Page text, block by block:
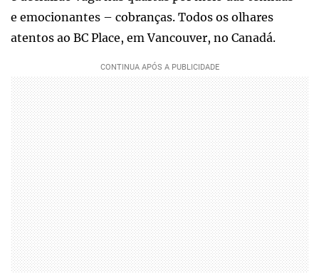
e emocionantes – cobranças. Todos os olhares
atentos ao BC Place, em Vancouver, no Canadá.